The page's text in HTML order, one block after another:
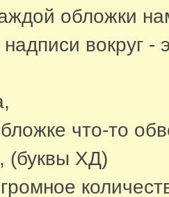
обложки
вокруг -
что-то
(буквы ХД)